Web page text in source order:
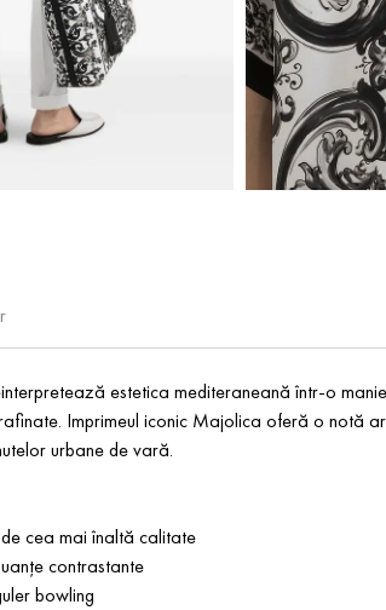
estetica mediteraneană într-o
Imprimeul iconic Majolica oferă o notă
urbane de vară.
cea mai înaltă calitate
contrastante
bowling